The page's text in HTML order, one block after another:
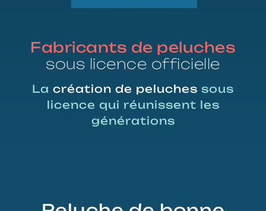
Fabricants de peluches
sous licence officielle
La création de peluches sous
licence qui réunissent les
générations